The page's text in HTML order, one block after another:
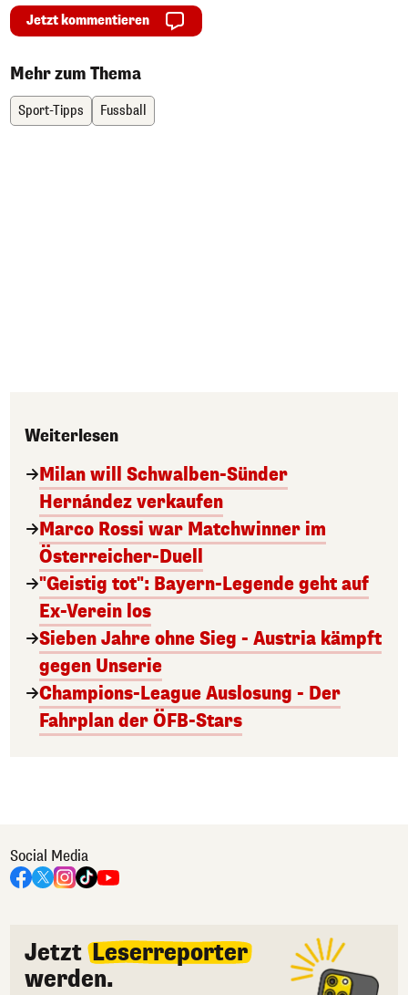
Jetzt kommentieren
Mehr zum Thema
Sport-Tipps Fussball
Weiterlesen
Milan will Schwalben-Sünder
Hernández verkaufen
Marco Rossi war Matchwinner im
Österreicher-Duell
"Geistig tot": Bayern-Legende geht auf
Ex-Verein los
Sieben Jahre ohne Sieg - Austria kämpft
gegen Unserie
Champions-League Auslosung - Der
Fahrplan der ÖFB-Stars
Social Media
Jetzt Leserreporter
werden.